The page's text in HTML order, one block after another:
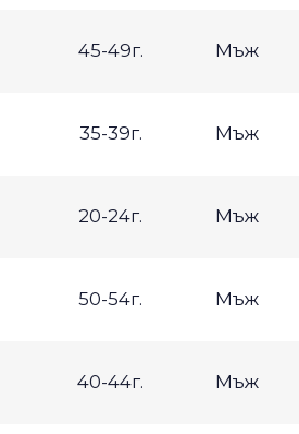
45-49г. Мъж
35-39г. Мъж
20-24г. Мъж
50-54г. Мъж
40-44г. Мъж